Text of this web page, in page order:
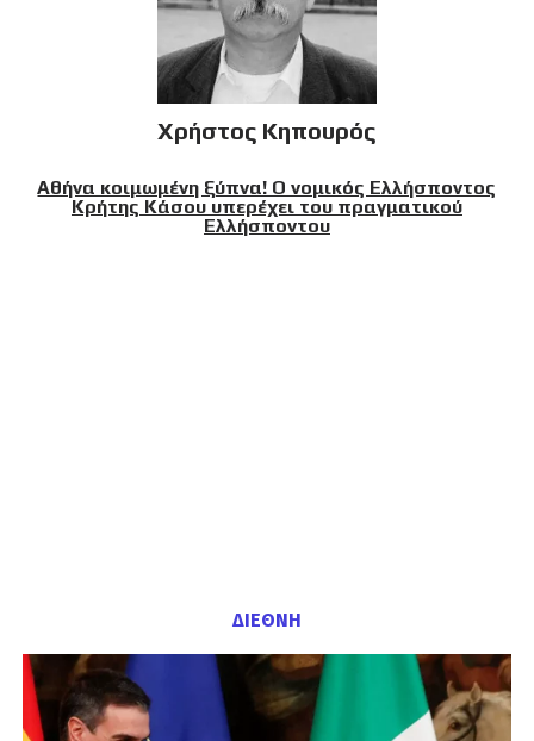
Χρήστος Κηπουρός
Αθήνα κοιμωμένη ξύπνα! Ο νομικός Ελλήσποντος
Κρήτης Κάσου υπερέχει του πραγματικού
Ελλήσποντου
ΔΙΕΘΝΗ